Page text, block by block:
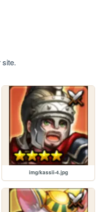
img/kassii-4.jpg